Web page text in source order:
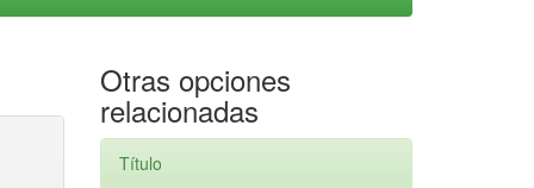
Otras opciones
relacionadas
Título